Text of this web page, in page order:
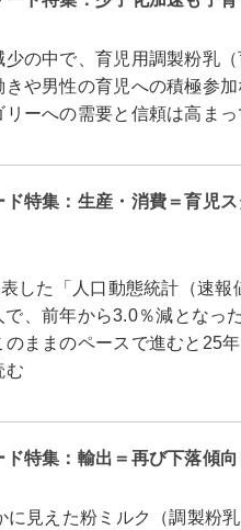
の中で、育児用調製粉乳
きや男性の育児への積極参
リーへの需要と信頼は高ま
特集：生産・消費＝育児
した「人口動態統計（速報
、前年から3.0％減となっ
ままのペースで進むと25
む
特集：輸出＝再び下落傾
見えた粉ミルク（調製粉